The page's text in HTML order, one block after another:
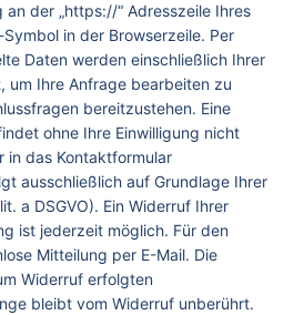
der „https://“ Adresszeile Ihres
in der Browserzeile. Per
Daten werden einschließlich Ihrer
um Ihre Anfrage bearbeiten zu
bereitzustehen. Eine
ohne Ihre Einwilligung nicht
in das Kontaktformular
ausschließlich auf Grundlage Ihrer
a DSGVO). Ein Widerruf Ihrer
ist jederzeit möglich. Für den
Mitteilung per E-Mail. Die
Widerruf erfolgten
bleibt vom Widerruf unberührt.